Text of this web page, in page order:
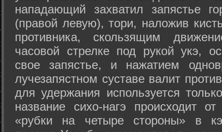
нападающий захватил запястье
(правой левую), тори, наложив
противника, скользящим
часовой стрелке под рукой укэ,
свое запястье, и нажатием
лучезапястном суставе валит
для удержания используется
название сихо-нагэ происходит
«рубки на четыре стороны» в